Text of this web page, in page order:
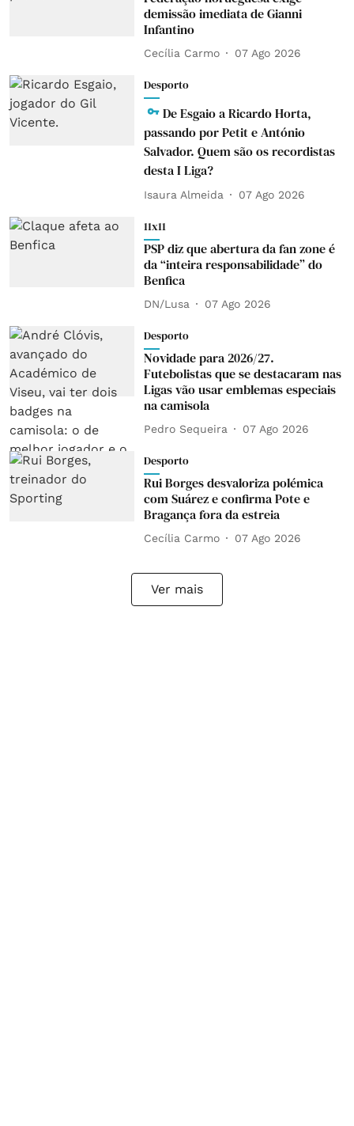
demissão imediata de Gianni
Infantino
Cecília Carmo 07 Ago 2026
Desporto
De Esgaio a Ricardo Horta,
passando por Petit e António
Salvador. Quem são os recordistas
desta I Liga?
Isaura Almeida 07 Ago 2026
11x11
PSP diz que abertura da fan zone é
da “inteira responsabilidade” do
Benfica
DN/Lusa 07 Ago 2026
Desporto
Novidade para 2026/27.
Futebolistas que se destacaram nas
Ligas vão usar emblemas especiais
na camisola
Pedro Sequeira 07 Ago 2026
Desporto
Rui Borges desvaloriza polémica
com Suárez e confirma Pote e
Bragança fora da estreia
Cecília Carmo 07 Ago 2026
Ver mais